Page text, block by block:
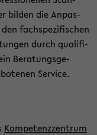
bil­den die An­pas­
fach­spe­zi­fi­schen
durch qua­li­fi­
Be­ra­tungs­ge­
Ser­vice.
Kom­pe­tenz­zen­trum